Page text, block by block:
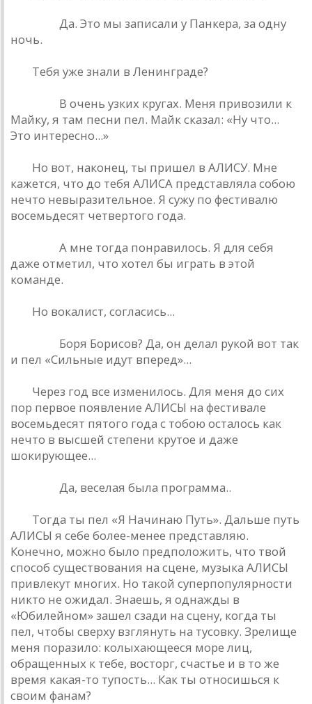
Да. Это мы записали у Панкера, за одну
ночь.
Тебя уже знали в Ленинграде?
В очень узких кругах. Меня привозили к
Майку, я там песни пел. Майк сказал: «Ну что...
Это интересно...»
Но вот, наконец, ты пришел в АЛИСУ. Мне
кажется, что до тебя АЛИСА представляла собою
нечто невыразительное. Я сужу по фестивалю
восемьдесят четвертого года.
А мне тогда понравилось. Я для себя
даже отметил, что хотел бы играть в этой
команде.
Но вокалист, согласись...
Боря Борисов? Да, он делал рукой вот так
и пел «Сильные идут вперед»...
Через год все изменилось. Для меня до сих
пор первое появление АЛИСЫ на фестивале
восемьдесят пятого года с тобою осталось как
нечто в высшей степени крутое и даже
шокирующее...
Да, веселая была программа..
Тогда ты пел «Я Начинаю Путь». Дальше путь
АЛИСЫ я себе более-менее представляю.
Конечно, можно было предположить, что твой
способ существования на сцене, музыка АЛИСЫ
привлекут многих. Но такой суперпопулярности
никто не ожидал. Знаешь, я однажды в
«Юбилейном» зашел сзади на сцену, когда ты
пел, чтобы сверху взглянуть на тусовку. Зрелище
меня поразило: колыхающееся море лиц,
обращенных к тебе, восторг, счастье и в то же
время какая-то тупость... Как ты относишься к
своим фанам?